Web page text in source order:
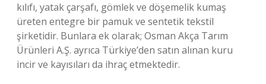
kılıfı, yatak çarşafı, gömlek ve döşemelik kumaş
üreten entegre bir pamuk ve sentetik tekstil
şirketidir. Bunlara ek olarak; Osman Akça Tarım
Ürünleri A.Ş. ayrıca Türkiye’den satın alınan kuru
incir ve kayısıları da ihraç etmektedir.